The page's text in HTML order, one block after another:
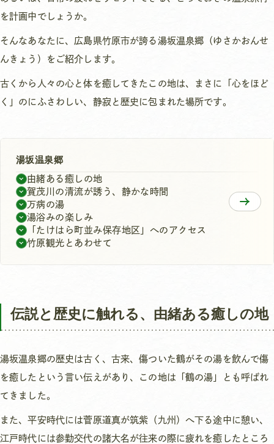
を計画中でしょうか。
そんなあなたに、広島県竹原市が誇る湯坂温泉郷（ゆさかおんせ
んきょう）をご紹介します。
古くから人々の心と体を癒してきたこの地は、まさに「心をほど
く」のにふさわしい、静寂と歴史に包まれた場所です。
湯坂温泉郷
由緒ある癒しの地
賀茂川の清流が誘う、静かな時間
万病の湯
湯浴みの楽しみ
「たけはら町並み保存地区」へのアクセス
竹原観光とあわせて
伝説と歴史に触れる、由緒ある癒しの地
湯坂温泉郷の歴史は古く、古来、傷ついた鶴がその湯を飲んで傷
を癒したという言い伝えがあり、この地は「鶴の湯」とも呼ばれ
てきました。
また、平安時代には菅原道真が筑紫（九州）へ下る途中に憩い、
江戸時代には参勤交代の諸大名が往来の際に疲れを癒したところ